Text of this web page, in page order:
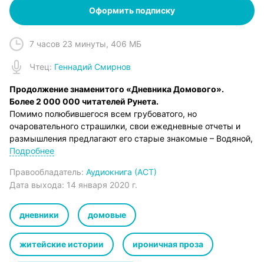
Оформить подписку
7 часов 23 минуты, 406 МБ
Чтец: Геннадий Смирнов
Продолжение знаменитого «Дневника Домового».
Более 2 000 000 читателей Рунета.
Помимо полюбившегося всем грубоватого, но
очаровательного страшилки, свои ежедневные отчеты и
размышления предлагают его старые знакомые – Водяной,
Леший, Русалка, Верлиока и Бабушка Яга.
Северо-Кавказский федеральный университет. Работает в
сфере недвижимости.
© Юлия Межова, иллюстрации, 2016
© & ℗ ООО «Издательство АСТ», «Аудиокнига», 2019
Продюсер аудиозаписи: Татьяна Плюта
Подробнее
Правообладатель: Аудиокнига (АСТ)
Дата выхода: 14 января 2020 г.
дневники домовые
житейские истории ироничная проза